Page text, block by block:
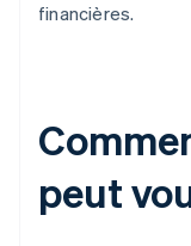
financières.
peut